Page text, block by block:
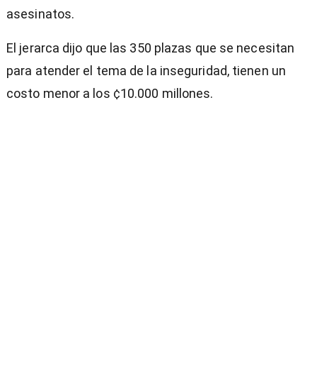
asesinatos.
El jerarca dijo que las 350 plazas que se necesitan
para atender el tema de la inseguridad, tienen un
costo menor a los ¢10.000 millones.